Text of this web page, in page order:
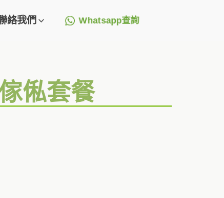
絡我們 Whatsapp查詢
俬套餐